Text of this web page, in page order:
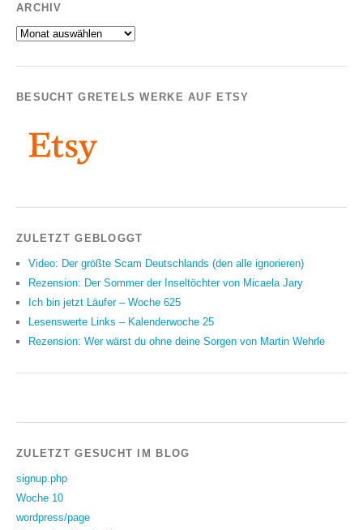
ARCHIV
Archiv
BESUCHT GRETELS WERKE AUF ETSY
ZULETZT GEBLOGGT
Video: Der größte Scam Deutschlands (den alle ignorieren)
Rezension: Der Sommer der Inseltöchter von Micaela Jary
Ich bin jetzt Läufer – Woche 625
Lesenswerte Links – Kalenderwoche 25
Rezension: Wer wärst du ohne deine Sorgen von Martin Wehrle
ZULETZT GESUCHT IM BLOG
signup.php
Woche 10
wordpress/page